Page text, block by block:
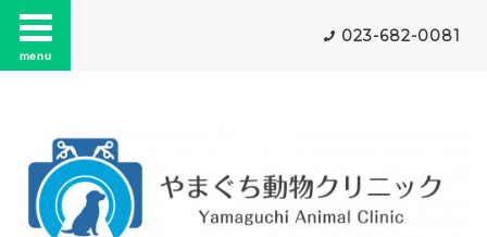
menu
023-682-0081